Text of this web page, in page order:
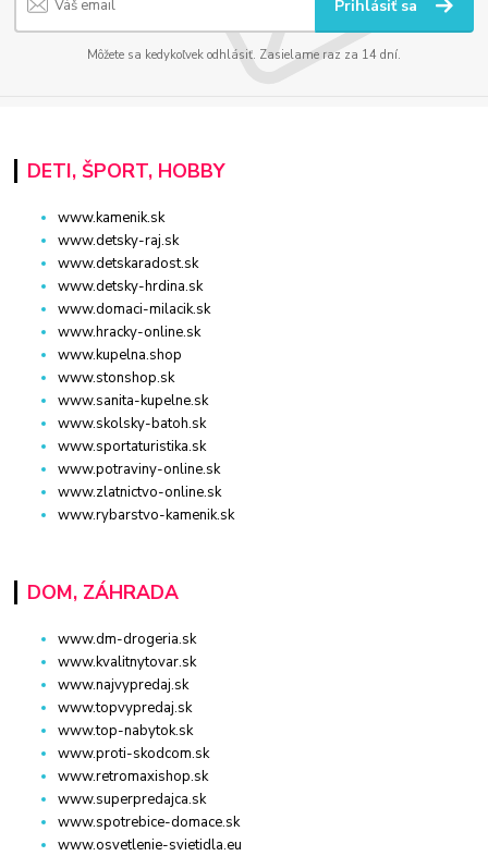
Prihlásiť sa
Môžete sa kedykoľvek odhlásiť. Zasielame raz za 14 dní.
DETI, ŠPORT, HOBBY
www.kamenik.sk
www.detsky-raj.sk
www.detskaradost.sk
www.detsky-hrdina.sk
www.domaci-milacik.sk
www.hracky-online.sk
www.kupelna.shop
www.stonshop.sk
www.sanita-kupelne.sk
www.skolsky-batoh.sk
www.sportaturistika.sk
www.potraviny-online.sk
www.zlatnictvo-online.sk
www.rybarstvo-kamenik.sk
DOM, ZÁHRADA
www.dm-drogeria.sk
www.kvalitnytovar.sk
www.najvypredaj.sk
www.topvypredaj.sk
www.top-nabytok.sk
www.proti-skodcom.sk
www.retromaxishop.sk
www.superpredajca.sk
www.spotrebice-domace.sk
www.osvetlenie-svietidla.eu